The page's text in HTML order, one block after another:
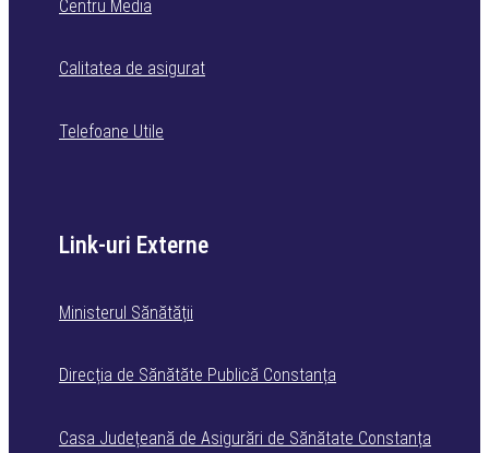
Centru Media
Calitatea de asigurat
Telefoane Utile
Link-uri Externe
Ministerul Sănătății
Direcția de Sănătăte Publică Constanța
Casa Județeană de Asigurări de Sănătate Constanța